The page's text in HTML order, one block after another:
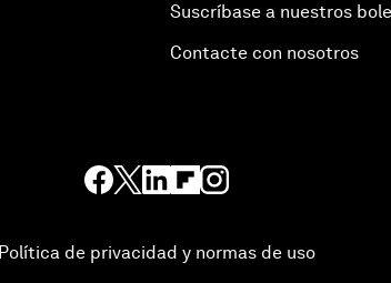
Suscríbase a nuestros
Contacte con nosotros
Política de privacidad y normas de uso